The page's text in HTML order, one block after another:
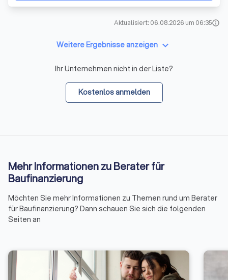
Aktualisiert: 06.08.2026 um 06:35info
Weitere Ergebnisse anzeigen keyboard_arrow_down
Ihr Unternehmen nicht in der Liste?
Kostenlos anmelden
Mehr Informationen zu Berater für
Baufinanzierung
Möchten Sie mehr Informationen zu Themen rund um Berater
für Baufinanzierung? Dann schauen Sie sich die folgenden
Seiten an